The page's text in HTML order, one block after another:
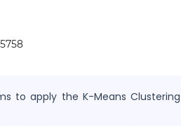
to apply the K-Means Clustering